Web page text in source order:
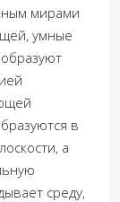
мирами
умные
в
а
среду,